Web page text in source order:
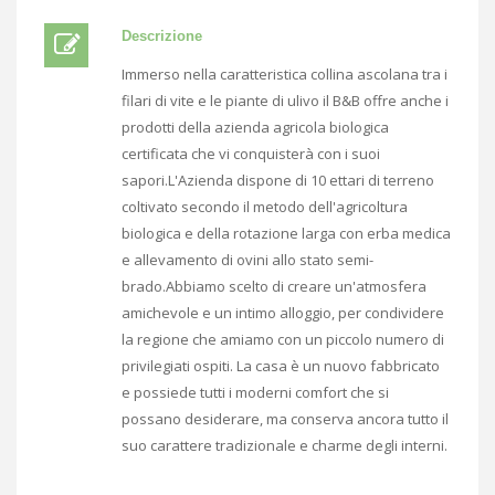
Descrizione
Immerso nella caratteristica collina ascolana tra i
filari di vite e le piante di ulivo il B&B offre anche i
prodotti della azienda agricola biologica
certificata che vi conquisterà con i suoi
sapori.L'Azienda dispone di 10 ettari di terreno
coltivato secondo il metodo dell'agricoltura
biologica e della rotazione larga con erba medica
e allevamento di ovini allo stato semi-
brado.Abbiamo scelto di creare un'atmosfera
amichevole e un intimo alloggio, per condividere
la regione che amiamo con un piccolo numero di
privilegiati ospiti. La casa è un nuovo fabbricato
e possiede tutti i moderni comfort che si
possano desiderare, ma conserva ancora tutto il
suo carattere tradizionale e charme degli interni.